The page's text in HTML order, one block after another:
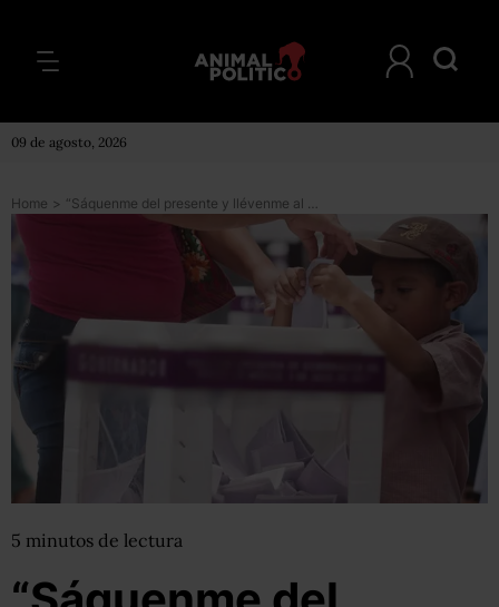
09 de agosto, 2026
Home > “Sáquenme del presente y llévenme al pasado”: la idea dominante del elector en 2012
5 minutos de lectura